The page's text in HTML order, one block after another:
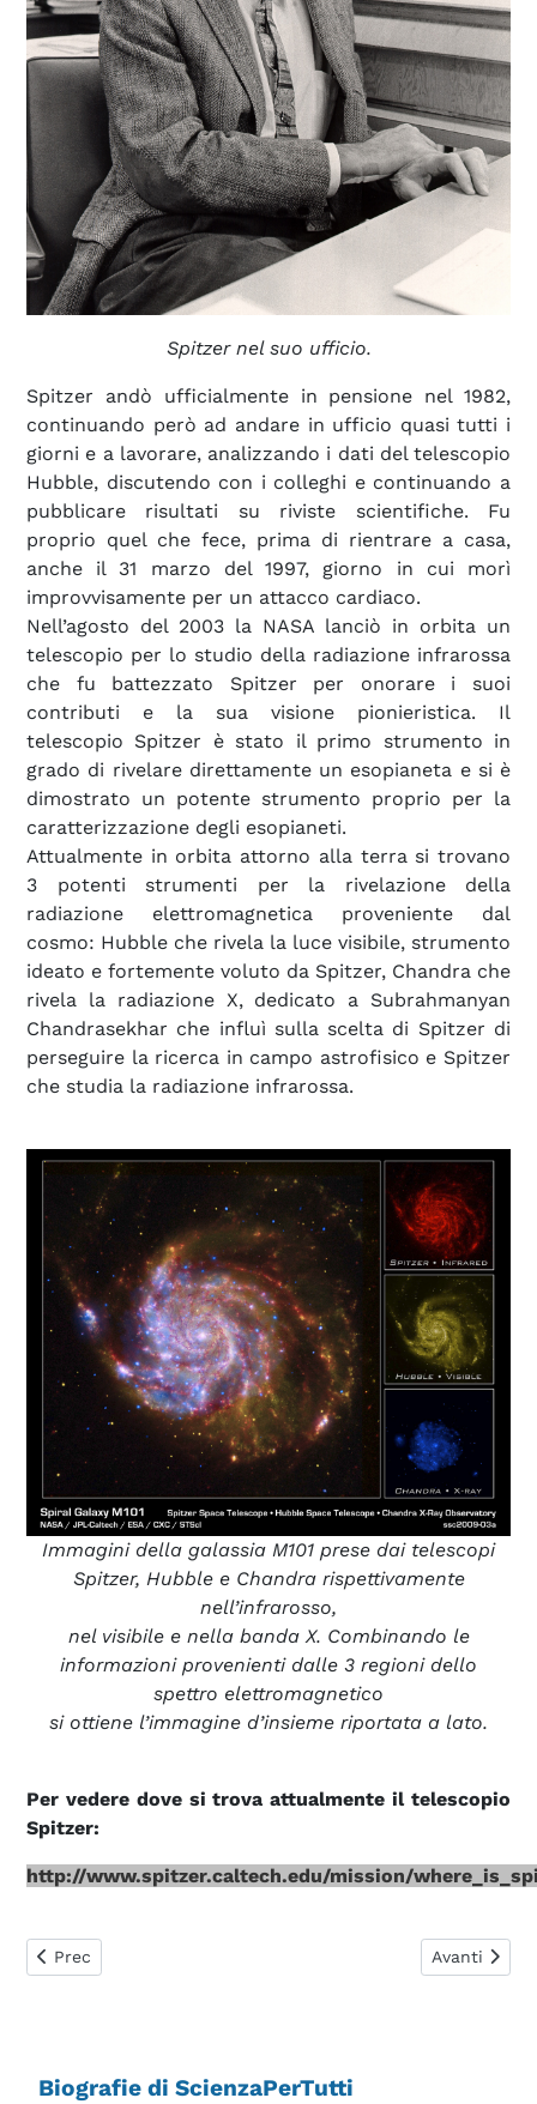
Spitzer nel suo ufficio.
Spitzer andò ufficialmente in pensione nel 1982,
continuando però ad andare in ufficio quasi tutti i
giorni e a lavorare, analizzando i dati del telescopio
Hubble, discutendo con i colleghi e continuando a
pubblicare risultati su riviste scientifiche. Fu
proprio quel che fece, prima di rientrare a casa,
anche il 31 marzo del 1997, giorno in cui morì
improvvisamente per un attacco cardiaco.
Nell’agosto del 2003 la NASA lanciò in orbita un
telescopio per lo studio della radiazione infrarossa
che fu battezzato Spitzer per onorare i suoi
contributi e la sua visione pionieristica. Il
telescopio Spitzer è stato il primo strumento in
grado di rivelare direttamente un esopianeta e si è
dimostrato un potente strumento proprio per la
caratterizzazione degli esopianeti.
Attualmente in orbita attorno alla terra si trovano
3 potenti strumenti per la rivelazione della
radiazione elettromagnetica proveniente dal
cosmo: Hubble che rivela la luce visibile, strumento
ideato e fortemente voluto da Spitzer, Chandra che
rivela la radiazione X, dedicato a Subrahmanyan
Chandrasekhar che influì sulla scelta di Spitzer di
perseguire la ricerca in campo astrofisico e Spitzer
che studia la radiazione infrarossa.
Immagini della galassia M101 prese dai telescopi
Spitzer, Hubble e Chandra rispettivamente
nell’infrarosso,
nel visibile e nella banda X. Combinando le
informazioni provenienti dalle 3 regioni dello
spettro elettromagnetico
si ottiene l’immagine d’insieme riportata a lato.
Per vedere dove si trova attualmente il telescopio
Spitzer:
http://www.spitzer.caltech.edu/mission/
Articolo precedente: Slipher Vesto Melvin
Prec Articolo
Avanti
Biografie di ScienzaPerTutti